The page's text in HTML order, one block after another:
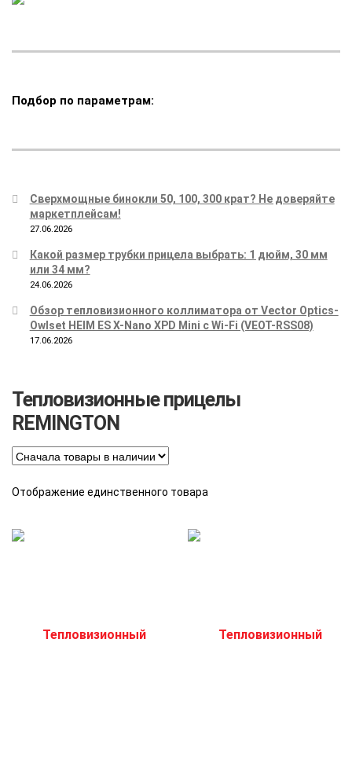
Подбор по параметрам:
Сверхмощные бинокли 50, 100, 300 крат? Не доверяйте
маркетплейсам!
27.06.2026
Какой размер трубки прицела выбрать: 1 дюйм, 30 мм
или 34 мм?
24.06.2026
Обзор тепловизионного коллиматора от Vector Optics-
Owlset HEIM ES X-Nano XPD Mini с Wi-Fi (VEOT-RSS08)
17.06.2026
Тепловизионные прицелы
REMINGTON
Отображение единственного товара